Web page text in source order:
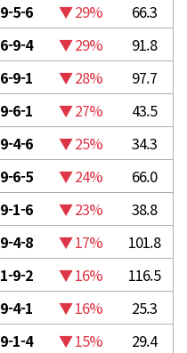
9-5-6 ▼ 29%
66.3
6-9-4 ▼ 29%
91.8
6-9-1 ▼ 28%
97.7
9-6-1 ▼ 27%
43.5
9-4-6 ▼ 25%
34.3
9-6-5 ▼ 24%
66.0
9-1-6 ▼ 23%
38.8
9-4-8 ▼ 17%
101.8
1-9-2 ▼ 16%
116.5
9-4-1 ▼ 16%
25.3
9-1-4 ▼ 15%
29.4